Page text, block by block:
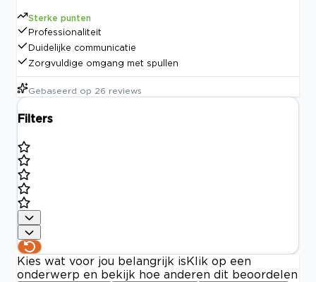
Sterke punten
Professionaliteit
Duidelijke communicatie
Zorgvuldige omgang met spullen
Gebaseerd op 26 reviews
Filters
Kies wat voor jou belangrijk is Klik op een
onderwerp en bekijk hoe anderen dit beoordelen